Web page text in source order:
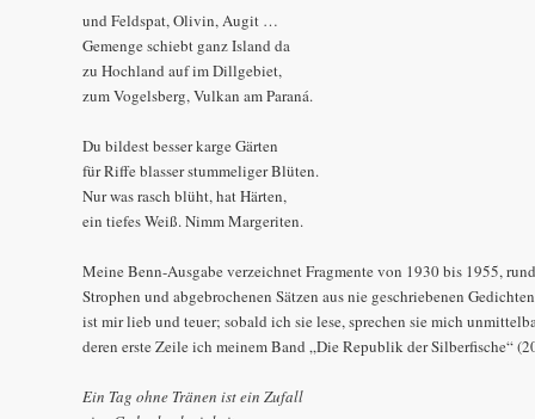
und Feldspat, Olivin, Augit …
Gemenge schiebt ganz Island da
zu Hochland auf im Dillgebiet,
zum Vogelsberg, Vulkan am Paraná.
Du bildest besser karge Gärten
für Riffe blasser stummeliger Blüten.
Nur was rasch blüht, hat Härten,
ein tiefes Weiß. Nimm Margeriten.
Meine Benn-Ausgabe verzeichnet Fragmente von 1930 bis 1955,
Strophen und abgebrochenen Sätzen aus nie geschriebenen
ist mir lieb und teuer; sobald ich sie lese, sprechen sie mich
deren erste Zeile ich meinem Band „Die Republik der Silberfische“
Ein Tag ohne Tränen ist ein Zufall